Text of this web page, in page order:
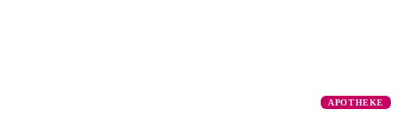
APOTHEKE